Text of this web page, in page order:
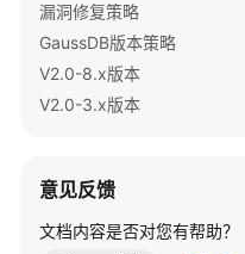
参
考
示
例
漏洞修复策略
GaussDB版本策略
V2.0-8.x版本
V2.0-3.x版本
意见反馈
文档内容是否对您有帮助？